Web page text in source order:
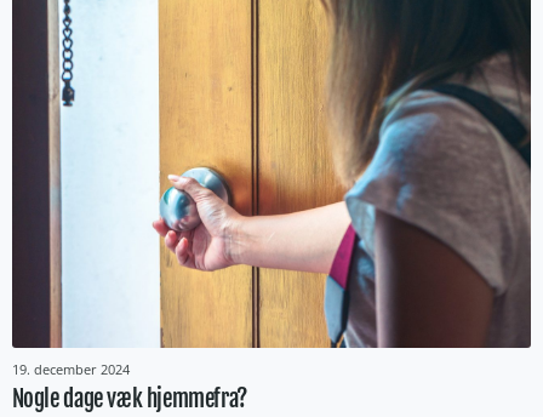
19. december 2024
Nogle dage væk hjemmefra?